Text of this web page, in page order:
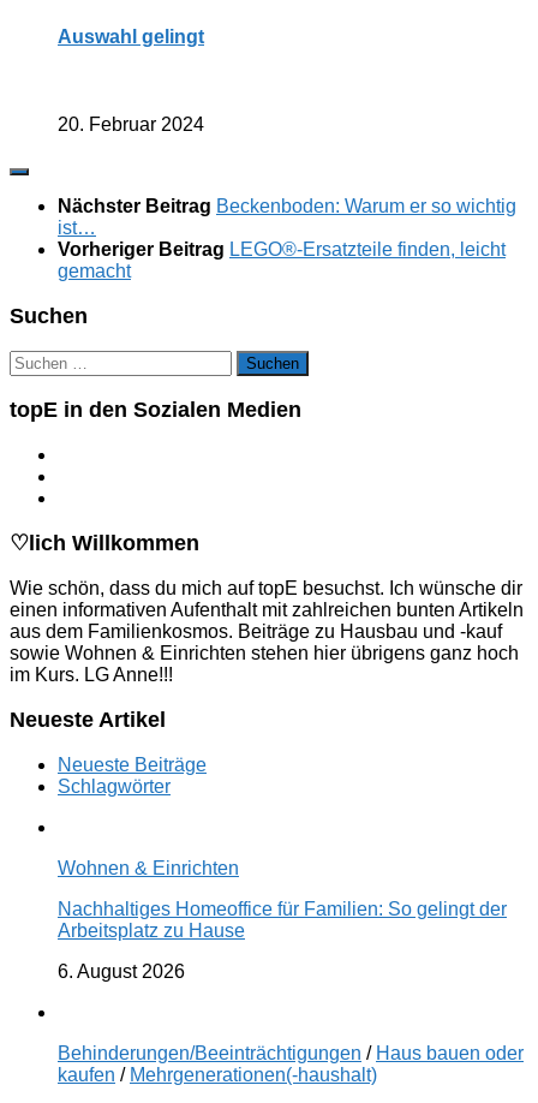
Auswahl gelingt
20. Februar 2024
Nächster Beitrag Beckenboden: Warum er so wichtig
ist…
Vorheriger Beitrag LEGO®-Ersatzteile finden, leicht
gemacht
Suchen
Suchen
nach:
topE in den Sozialen Medien
♡lich Willkommen
Wie schön, dass du mich auf topE besuchst. Ich wünsche dir
einen informativen Aufenthalt mit zahlreichen bunten Artikeln
aus dem Familienkosmos. Beiträge zu Hausbau und -kauf
sowie Wohnen & Einrichten stehen hier übrigens ganz hoch
im Kurs. LG Anne!!!
Neueste Artikel
Neueste Beiträge
Schlagwörter
Wohnen & Einrichten
Nachhaltiges Homeoffice für Familien: So gelingt der
Arbeitsplatz zu Hause
6. August 2026
Behinderungen/Beeinträchtigungen / Haus bauen oder
kaufen / Mehrgenerationen(-haushalt)